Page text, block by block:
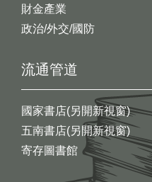
財金產業
政治/外交/國防
流通管道
國家書店(另開新視窗)
五南書店(另開新視窗)
寄存圖書館